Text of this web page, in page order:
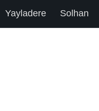
Yayladere Solhan